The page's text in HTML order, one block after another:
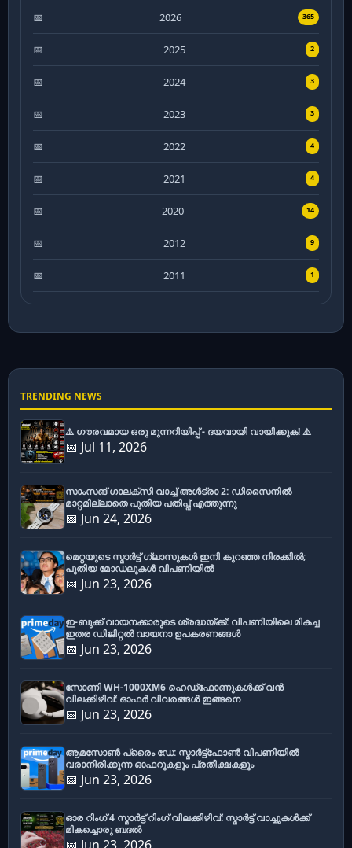
TRENDING NEWS
⚠️ ഗൗരവമായ ഒരു മുന്നറിയിപ്പ് - ദയവായി വായിക്കുക! ⚠️
📅 Jul 11, 2026
സാംസങ് ഗാലക്സി വാച്ച് അൾട്രാ 2: ഡിസൈനിൽ
മാറ്റമില്ലാതെ പുതിയ പതിപ്പ് എത്തുന്നു
📅 Jun 24, 2026
മെറ്റയുടെ സ്മാർട്ട് ഗ്ലാസുകൾ ഇനി കുറഞ്ഞ നിരക്കിൽ;
പുതിയ മോഡലുകൾ വിപണിയിൽ
📅 Jun 23, 2026
ഇ-ബുക്ക് വായനക്കാരുടെ ശ്രദ്ധയ്ക്ക്: വിപണിയിലെ മികച്ച
ഇതര ഡിജിറ്റൽ വായനാ ഉപകരണങ്ങൾ
📅 Jun 23, 2026
സോണി WH-1000XM6 ഹെഡ്‌ഫോണുകൾക്ക് വൻ
വിലക്കിഴിവ്: ഓഫർ വിവരങ്ങൾ ഇങ്ങനെ
📅 Jun 23, 2026
ആമസോൺ പ്രൈം ഡേ: സ്മാർട്ട്ഫോൺ വിപണിയിൽ
വരാനിരിക്കുന്ന ഓഫറുകളും പ്രതീക്ഷകളും
📅 Jun 23, 2026
ഓര റിംഗ് 4 സ്മാർട്ട് റിംഗ് വിലക്കിഴിവ്: സ്മാർട്ട് വാച്ചുകൾക്ക്
മികച്ചൊരു ബദൽ
2026 365
2025 2
2024 3
2023 3
2022 4
2021 4
2020 14
2012 9
2011 1